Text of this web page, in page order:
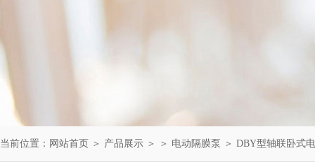
当前位置： 网站首页 ＞ 产品展示 ＞ ＞ 电动隔膜泵 ＞ DBY型轴联卧式